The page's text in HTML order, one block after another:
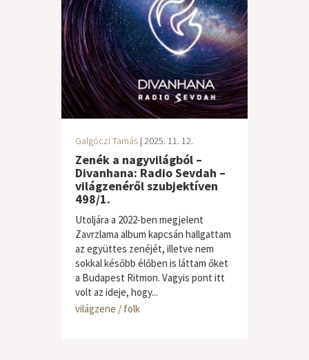
Galgóczi Tamás | 2025. 11. 12.
Zenék a nagyvilágból –
Divanhana: Radio Sevdah –
világzenéről szubjektíven
498/1.
Utoljára a 2022-ben megjelent
Zavrzlama album kapcsán hallgattam
az együttes zenéjét, illetve nem
sokkal később élőben is láttam őket
a Budapest Ritmon. Vagyis pont itt
volt az ideje, hogy...
világzene / folk